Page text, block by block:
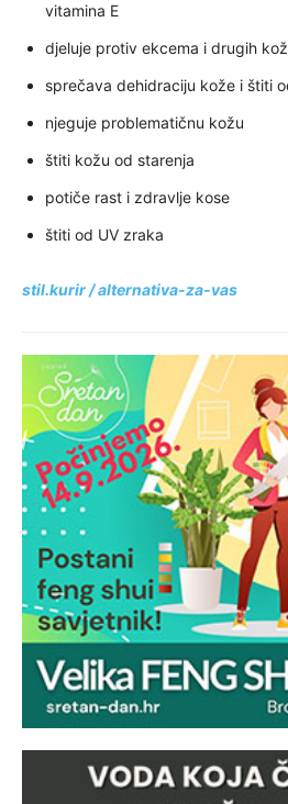
vitamina E
djeluje protiv ekcema i drugih
sprečava dehidraciju kože i štiti
njeguje problematičnu kožu
štiti kožu od starenja
potiče rast i zdravlje kose
štiti od UV zraka
stil.kurir /alternativa-za-vas